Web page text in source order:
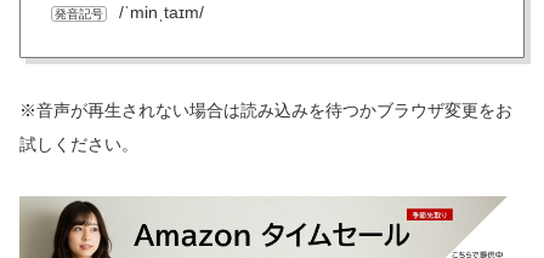
発音記号 /ˈminˌtaɪm/
※音声が再生されない場合は読み込みを待つかブラウザ変更をお
試しください。